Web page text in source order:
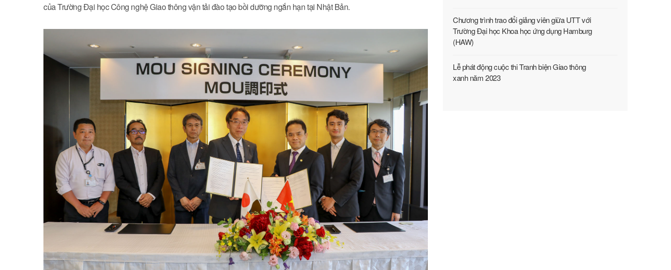
của Trường Đại học Công nghệ Giao thông vận tải đào tạo bồi dưỡng ngắn hạn tại Nhật Bản.
Chương trình trao đổi giảng viên giữa UTT với
Trường Đại học Khoa học ứng dụng Hamburg
(HAW)
Lễ phát động cuộc thi Tranh biện Giao thông
xanh năm 2023